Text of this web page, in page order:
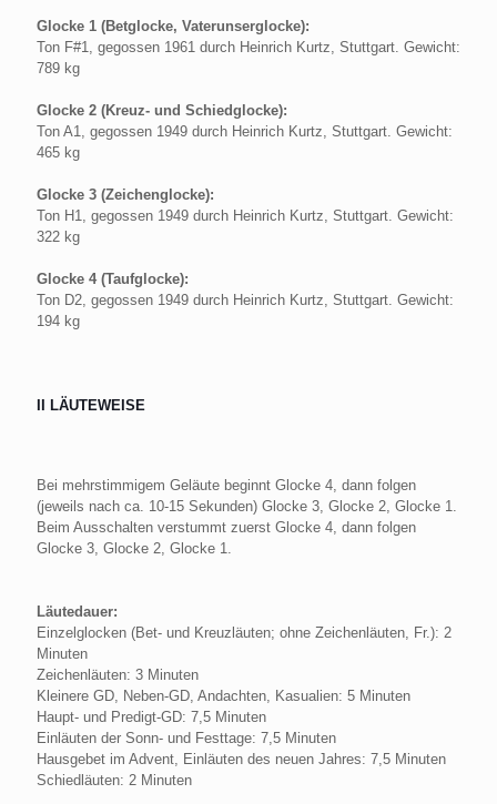
Glocke 1 (Betglocke, Vaterunserglocke):
Ton F#1, gegossen 1961 durch Heinrich Kurtz, Stuttgart. Gewicht:
789 kg
Glocke 2 (Kreuz- und Schiedglocke):
Ton A1, gegossen 1949 durch Heinrich Kurtz, Stuttgart. Gewicht:
465 kg
Glocke 3 (Zeichenglocke):
Ton H1, gegossen 1949 durch Heinrich Kurtz, Stuttgart. Gewicht:
322 kg
Glocke 4 (Taufglocke):
Ton D2, gegossen 1949 durch Heinrich Kurtz, Stuttgart. Gewicht:
194 kg
II LÄUTEWEISE
Bei mehrstimmigem Geläute beginnt Glocke 4, dann folgen
(jeweils nach ca. 10-15 Sekunden) Glocke 3, Glocke 2, Glocke 1.
Beim Ausschalten verstummt zuerst Glocke 4, dann folgen
Glocke 3, Glocke 2, Glocke 1.
Läutedauer:
Einzelglocken (Bet- und Kreuzläuten; ohne Zeichenläuten, Fr.): 2
Minuten
Zeichenläuten: 3 Minuten
Kleinere GD, Neben-GD, Andachten, Kasualien: 5 Minuten
Haupt- und Predigt-GD: 7,5 Minuten
Einläuten der Sonn- und Festtage: 7,5 Minuten
Hausgebet im Advent, Einläuten des neuen Jahres: 7,5 Minuten
Schiedläuten: 2 Minuten